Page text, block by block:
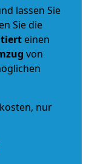
lassen Sie
Sie die
einen
von
nur